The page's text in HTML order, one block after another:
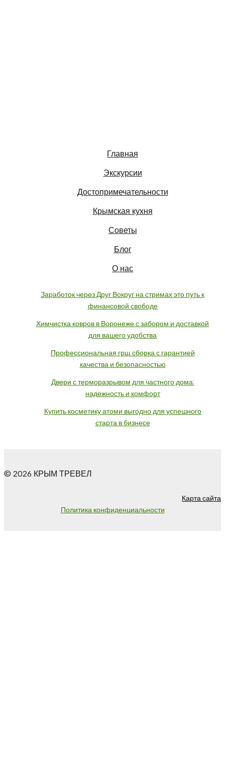
Главная
Экскурсии
Достопримечательности
Крымская кухня
Советы
Блог
О нас
Заработок через Друг Вокруг на стримах это путь к
финансовой свободе
Химчистка ковров в Воронеже с забором и доставкой
для вашего удобства
Профессиональная грщ сборка с гарантией
качества и безопасностью
Двери с терморазрывом для частного дома:
надежность и комфорт
Купить косметику атоми выгодно для успешного
старта в бизнесе
© 2026 КРЫМ ТРЕВЕЛ
Карта сайта
Политика конфиденциальности